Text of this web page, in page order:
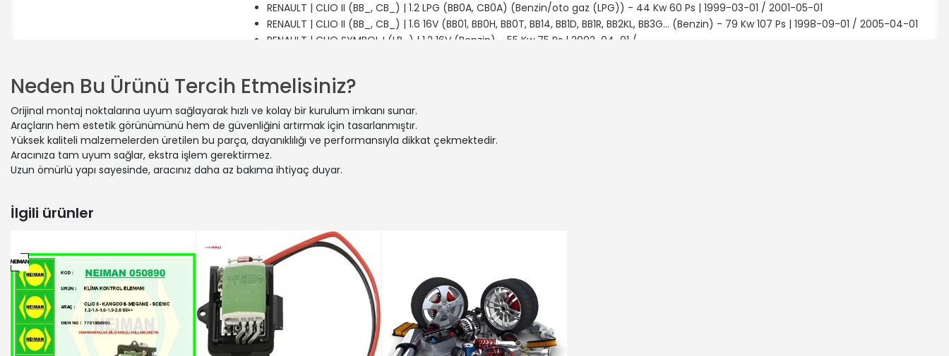
RENAULT | CLIO II (BB_, CB_) | 1.2 LPG (BB0A, CB0A) (Benzin/oto gaz (LPG)) - 44 Kw 60 Ps | 1999-03-01 / 2001-05-01
RENAULT | CLIO II (BB_, CB_) | 1.6 16V (BB01, BB0H, BB0T, BB14, BB1D, BB1R, BB2KL, BB3G... (Benzin) - 79 Kw 107 Ps | 1998-09-01 / 2005-04-01
RENAULT | CLIO SYMBOL I (LB_) | 1.2 16V (Benzin) - 55 Kw 75 Ps | 2002-04-01 / -
RENAULT | CLIO II (BB_, CB_) | 1.9 D (B/CB0E, BB0J) (Dizel) - 47 Kw 64 Ps | 1998-09-01 / 2005-05-01
RENAULT | CLIO II (BB_, CB_) | 1.5 dCi (B/C2J) (Dizel) - 50 Kw 68 Ps | 2004-08-01 / 2012-12-01
RENAULT | CLIO II (BB_, CB_) | 1.9 D (B/CB0J) (Dizel) - 48 Kw 65 Ps | 2000-02-01 / 2001-05-01
RENAULT | CLIO II (BB_, CB_) | 1.5 dCi (Dizel) - 42 Kw 57 Ps | 2001-06-01 / 2006-12-01
RENAULT | CLIO II Kasa/eğik arka (SB0/1/2_) | 1.2 (SB0A, SB0F, SB10) (Benzin) - 44 Kw 60 Ps | 1999-03-01 / 2003-10-01
RENAULT | CLIO II (BB_, CB_) | 1.4 16V (B/CB0P, BB13) (Benzin) - 72 Kw 98 Ps | 2000-02-01 / 2008-07-01
RENAULT | CLIO II (BB_, CB_) | 1.5 dCi (B/CB08) (Dizel) - 60 Kw 82 Ps | 2001-06-01 / 2005-04-01
RENAULT | CLIO II (BB_, CB_) | 1.5 dCi (B/CB3M) (Dizel) - 47 Kw 64 Ps | 2005-06-01 / 2010-12-01
RENAULT | CLIO II (BB_, CB_) | 1.4 16V (B/CB0L) (Benzin) - 70 Kw 95 Ps | 1999-10-01 / 2004-09-01
RENAULT | CLIO II (BB_, CB_) | 2.0 16V Sport (Benzin) - 132 Kw 179 Ps | 2004-01-01 / 2005-04-01
RENAULT | CLIO II (BB_, CB_) | 1.2 16V (BB05, BB0W, BB11, BB27, BB2T, BB2U, BB2V, CB05,... (Benzin) - 55 Kw 75 Ps | 2001-06-01 / 2016-08-01
RENAULT | CLIO SYMBOL I (LB_) | 1.6 16V (Benzin) - 79 Kw 107 Ps | 2000-07-01 / 2009-02-01
RENAULT | CLIO II (BB_, CB_) | 1.2 LPG (Benzin/oto gaz (LPG)) - 43 Kw 58 Ps | 1998-09-01 / 2009-06-01
RENAULT | CLIO II (BB_, CB_) | 2.0 16V Sport (CB0M) (Benzin) - 124 Kw 169 Ps | 2000-02-01 / 2009-06-01
Neden Bu Ürünü Tercih Etmelisiniz?
Orijinal montaj noktalarına uyum sağlayarak hızlı ve kolay bir kurulum imkanı sunar.
Araçların hem estetik görünümünü hem de güvenliğini artırmak için tasarlanmıştır.
Yüksek kaliteli malzemelerden üretilen bu parça, dayanıklılığı ve performansıyla dikkat çekmektedir.
Aracınıza tam uyum sağlar, ekstra işlem gerektirmez.
Uzun ömürlü yapı sayesinde, aracınız daha az bakıma ihtiyaç duyar.
İlgili ürünler